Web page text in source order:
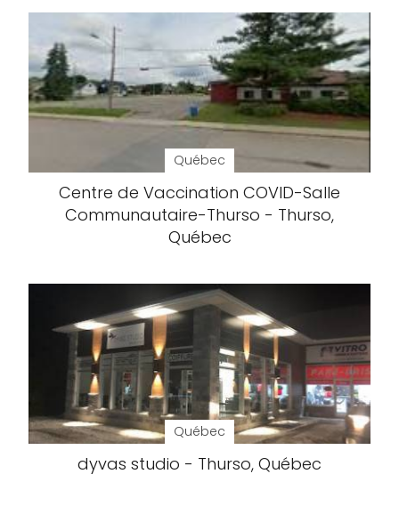
Québec
Centre de Vaccination COVID-Salle
Communautaire-Thurso - Thurso,
Québec
Québec
dyvas studio - Thurso, Québec